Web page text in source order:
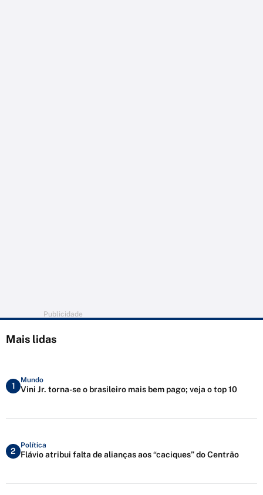
Publicidade
Mais lidas
1
Mundo
Vini Jr. torna-se o brasileiro mais bem pago; veja o top 10
2
Política
Flávio atribui falta de alianças aos “caciques” do Centrão